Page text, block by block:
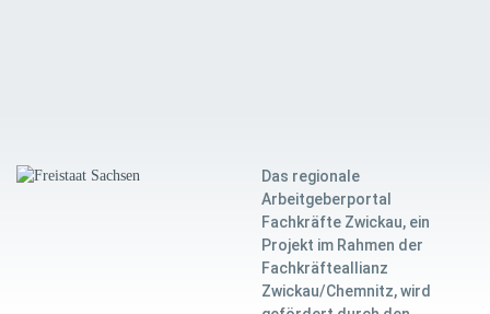
Das regionale
Arbeitgeberportal
Fachkräfte Zwickau, ein
Projekt im Rahmen der
Fachkräfteallianz
Zwickau/Chemnitz, wird